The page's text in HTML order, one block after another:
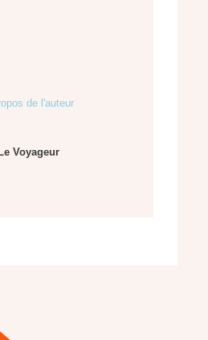
de l'auteur
Voyageur